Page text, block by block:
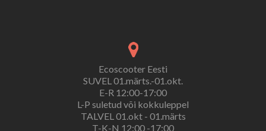
Ecoscooter Eesti
SUVEL 01.märts.-01.okt.
E-R 12:00-17:00
L-P suletud või kokkuleppel
TALVEL 01.okt - 01.märts
T-K-N 12:00 -17:00